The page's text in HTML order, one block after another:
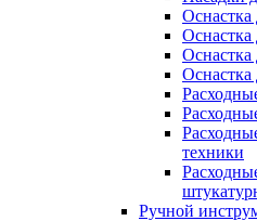
Оснастка
Оснастка
техники
Ручной